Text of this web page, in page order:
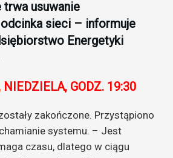
trwa usuwanie
sieci – informuje
Energetyki
GODZ. 19:30
zakończone. Przystąpiono
systemu. – Jest
czasu, dlatego w ciągu